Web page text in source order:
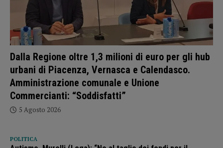
Dalla Regione oltre 1,3 milioni di euro per gli hub
urbani di Piacenza, Vernasca e Calendasco.
Amministrazione comunale e Unione
Commercianti: “Soddisfatti”
5 Agosto 2026
POLITICA